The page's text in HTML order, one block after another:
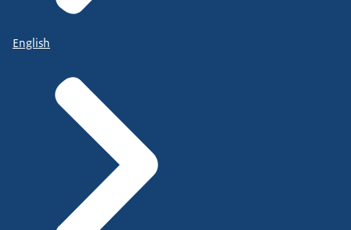
English